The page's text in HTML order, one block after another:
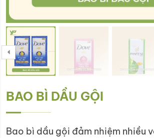
BAO BÌ DẦU GỘI
Bao bì dầu gội đảm nhiệm nhiều